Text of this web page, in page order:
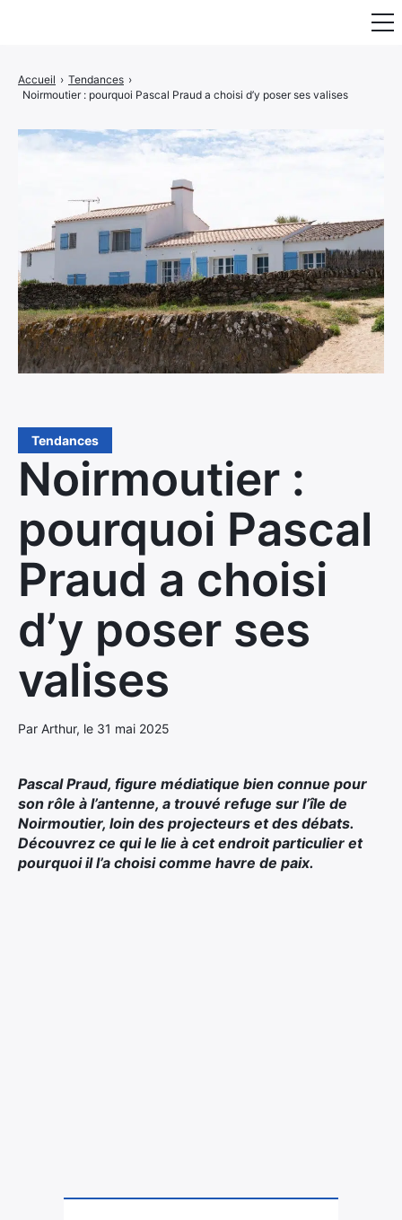
Accueil › Tendances ›
Noirmoutier : pourquoi Pascal Praud a choisi d’y poser ses valises
Tendances
Noirmoutier :
pourquoi Pascal
Praud a choisi
d’y poser ses
valises
Par Arthur, le 31 mai 2025
Pascal Praud, figure médiatique bien connue pour
son rôle à l’antenne, a trouvé refuge sur l’île de
Noirmoutier, loin des projecteurs et des débats.
Découvrez ce qui le lie à cet endroit particulier et
pourquoi il l’a choisi comme havre de paix.
Mobilier & Rangement
Luminaire
Art & Décoration
Portraits